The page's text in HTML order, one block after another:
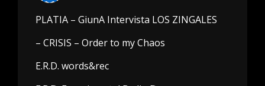
PLATIA – GiunA Intervista LOS ZINGALES
– CRISIS – Order to my Chaos
E.R.D. words&rec